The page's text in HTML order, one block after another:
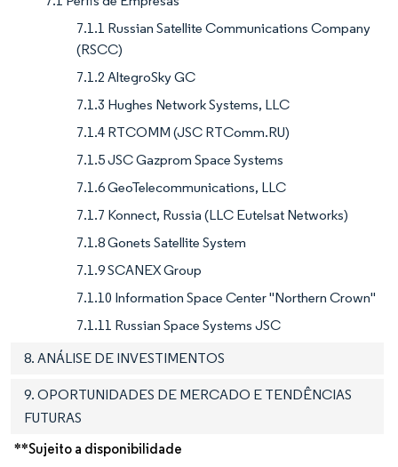
7.1.1 Russian Satellite Communications Company
(RSCC)
7.1.2 AltegroSky GC
7.1.3 Hughes Network Systems, LLC
7.1.4 RTCOMM (JSC RTComm.RU)
7.1.5 JSC Gazprom Space Systems
7.1.6 GeoTelecommunications, LLC
7.1.7 Konnect, Russia (LLC Eutelsat Networks)
7.1.8 Gonets Satellite System
7.1.9 SCANEX Group
7.1.10 Information Space Center "Northern Crown"
7.1.11 Russian Space Systems JSC
8. ANÁLISE DE INVESTIMENTOS
9. OPORTUNIDADES DE MERCADO E TENDÊNCIAS
FUTURAS
**Sujeito a disponibilidade